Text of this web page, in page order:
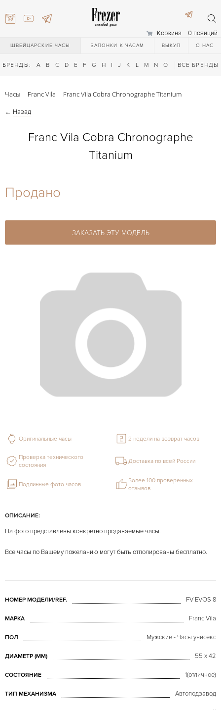
Корзина 0 позиций
ШВЕЙЦАРСКИЕ ЧАСЫ ЗАПОНКИ К ЧАСАМ ВЫКУП О НАС
БРЕНДЫ: A B C D E F G H I J K L M N O Q R S T
ВСЕ БРЕНДЫ
27-44
Часы Franc Vila Franc Vila Cobra Chronographe Titanium
← Назад
Franc Vila Cobra Chronographe
Titanium
Продано
ЗАКАЗАТЬ ЭТУ МОДЕЛЬ
ОПИСАНИЕ:
На фото представлены конкретно продаваемые часы.
Все часы по Вашему пожеланию могут быть отполированы бесплатно.
НОМЕР МОДЕЛИ/REF. FV EVOS 8
МАРКА Franc Vila
ПОЛ Мужские - Часы унисекс
ДИАМЕТР (MM) 55 х 42
СОСТОЯНИЕ 1(отличное)
ТИП МЕХАНИЗМА Автоподзавод
Оригинальные часы 2 недели на возврат часов
Проверка технического
состояния
Доставка по всей России
Подлинные фото часов
Более 100 проверенных
отзывов